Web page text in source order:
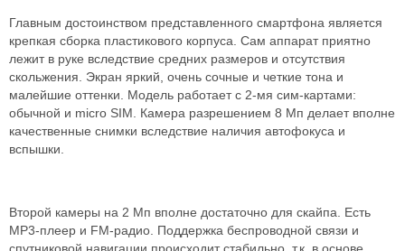
Главным достоинством представленного смартфона является
крепкая сборка пластикового корпуса. Сам аппарат приятно
лежит в руке вследствие средних размеров и отсутствия
скольжения. Экран яркий, очень сочные и четкие тона и
малейшие оттенки. Модель работает с 2-мя сим-картами:
обычной и micro SIM. Камера разрешением 8 Мп делает вполне
качественные снимки вследствие наличия автофокуса и
вспышки.
Второй камеры на 2 Мп вполне достаточно для скайпа. Есть
MP3-плеер и FM-радио. Поддержка беспроводной связи и